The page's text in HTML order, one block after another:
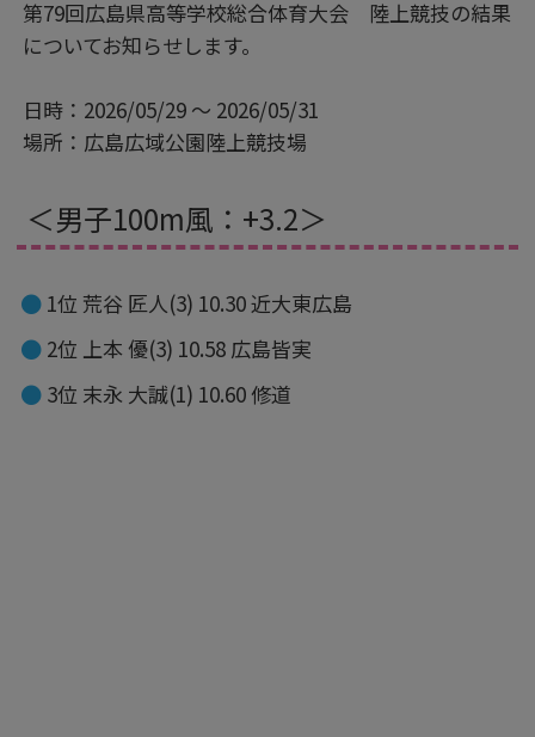
第79回広島県高等学校総合体育大会 陸上競技の結果
についてお知らせします。
日時：2026/05/29 ～ 2026/05/31
場所：広島広域公園陸上競技場
＜男子100m風：+3.2＞
1位 荒谷 匠人(3) 10.30 近大東広島
2位 上本 優(3) 10.58 広島皆実
3位 末永 大誠(1) 10.60 修道